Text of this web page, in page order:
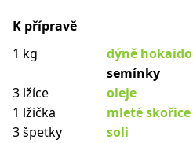
K přípravě
1 kg
dýně hokaido
semínky
3 lžíce
oleje
1 lžička
mleté skořice
3 špetky
soli